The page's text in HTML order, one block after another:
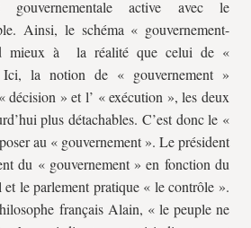
active avec le
Ainsi, le schéma « gouvernement-
mieux à la réalité que celui de «
Ici, la notion de « gouvernement »
» et l’ « exécution », les deux
plus détachables. C’est donc le «
au « gouvernement ». Le président
du « gouvernement » en fonction du
le parlement pratique « le contrôle ».
français Alain, « le peuple ne